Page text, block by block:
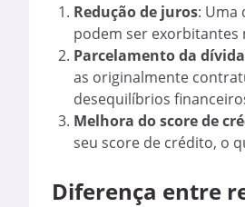
Redução de juros: Uma
podem ser exorbitantes
Parcelamento da dívida
as originalmente
desequilíbrios
Melhora do score de
seu score de crédito, o
Diferença entre